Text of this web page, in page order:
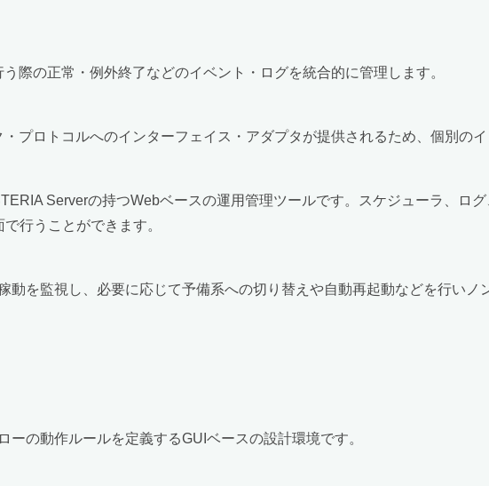
際の正常・例外終了などのイベント・ログを統合的に管理します。
プロトコルへのインターフェイス・アダプタが提供されるため、個別の
Serverの持つWebベースの運用管理ツールです。スケジューラ、ロ
行うことができます。
動を監視し、必要に応じて予備系への切り替えや自動再起動などを行いノ
ーの動作ルールを定義するGUIベースの設計環境です。